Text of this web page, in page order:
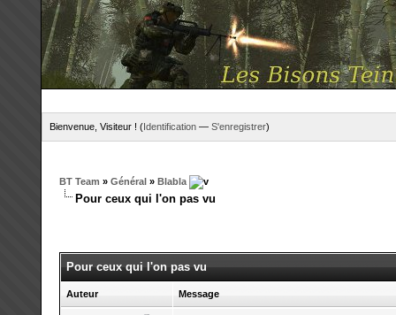
Bienvenue, Visiteur ! (Identification— S'enregistrer)
BT Team » Général» Blabla
Pour ceux qui l'on pas vu
Pour ceux qui l'on pas vu
Auteur Message